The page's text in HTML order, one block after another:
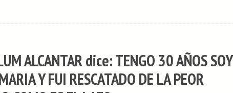
ALCANTAR dice: TENGO 30 AÑOS SOY
Y FUI RESCATADO DE LA PEOR